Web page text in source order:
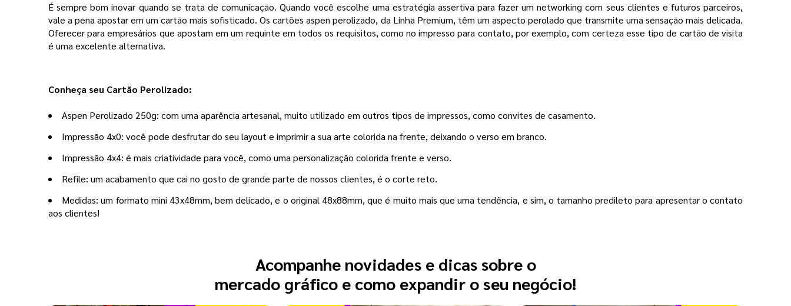
É sempre bom inovar quando se trata de comunicação. Quando você escolhe uma estratégia assertiva para fazer um networking com seus clientes e futuros parceiros,
vale a pena apostar em um cartão mais sofisticado. Os cartões aspen perolizado, da Linha Premium, têm um aspecto perolado que transmite uma sensação mais delicada.
Oferecer para empresários que apostam em um requinte em todos os requisitos, como no impresso para contato, por exemplo, com certeza esse tipo de cartão de visita
é uma excelente alternativa.
Conheça seu Cartão Perolizado:
Aspen Perolizado 250g: com uma aparência artesanal, muito utilizado em outros tipos de impressos, como convites de casamento.
Impressão 4x0: você pode desfrutar do seu layout e imprimir a sua arte colorida na frente, deixando o verso em branco.
Impressão 4x4: é mais criatividade para você, como uma personalização colorida frente e verso.
Refile: um acabamento que cai no gosto de grande parte de nossos clientes, é o corte reto.
Medidas: um formato mini 43x48mm, bem delicado, e o original 48x88mm, que é muito mais que uma tendência, e sim, o tamanho predileto para apresentar o contato
aos clientes!
Acompanhe novidades e dicas sobre o
mercado gráfico e como expandir o seu negócio!